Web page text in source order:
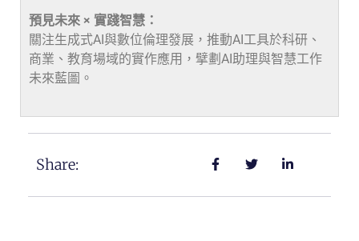
預見未來 × 實踐智慧：
關注生成式AI與數位倫理發展，推動AI工具於科研、
商業、教育場域的實作應用，擘劃AI助理與智慧工作
未來藍圖。
Share: